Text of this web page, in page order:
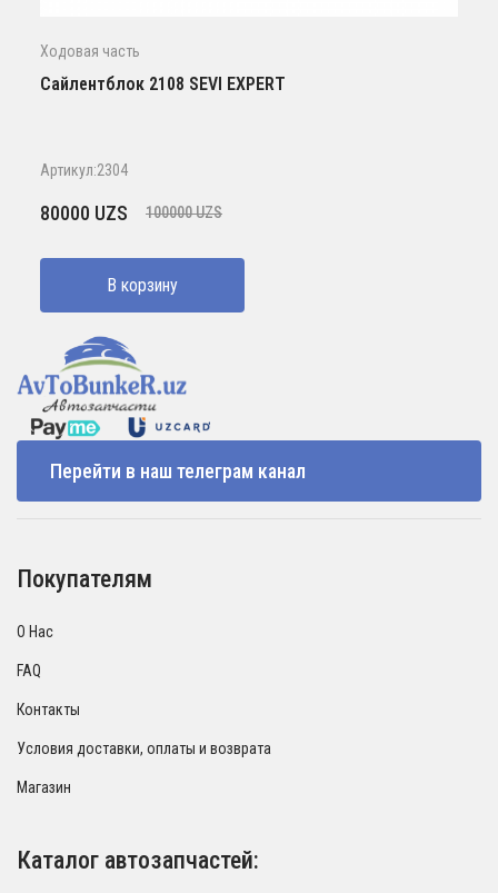
Ходовая часть
Сайлентблок 2108 SEVI EXPERT
Артикул:2304
100000UZS
Первоначальная
составляла
100000 UZS.
80000 UZS
Текущая
80000 UZS.
В корзину
Перейти в наш телеграм канал
Покупателям
О Нас
FAQ
Контакты
Условия доставки, оплаты и возврата
Магазин
Каталог автозапчастей: